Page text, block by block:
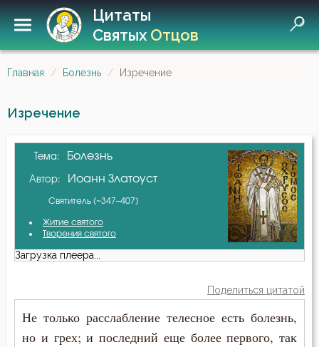
Цитаты
СвятыхОтцов
Главная Болезнь Изречение
Изречение
Тема: Болезнь
Автор: Иоанн Златоуст
Святитель (~347–407)
Житие святого
Творения святого
Загрузка плеера...
Поделиться цитатой
Не только расслабление телесное есть болезнь,
но и грех; и последний еще более первого, так